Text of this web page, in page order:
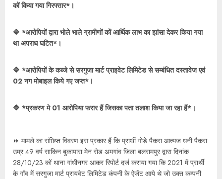
कों किया गया गिरफ्तार*।
🔷 *आरोपियों द्वारा भोले भाले ग्रामीणों कों आर्थिक लाभ का झांसा देकर किया गया
था अपराध घटित*।
🔷 *आरोपियों के कब्जे से सरगुजा मार्ट प्राइवेट लिमिटेड से सम्बंधित दस्तावेज एवं
02 नग मोबाइल किये गए जप्त*।
🔷 *प्रकरण मे 01 आरोपिया फरार हैं जिसका पता तलाश किया जा रहा हैं*।
⏩ मामले का संछिप्त विवरण इस प्रकार हैं कि प्रार्थी गोड़े पैकरा आत्मज धनी पैकरा
उम्र 49 वर्ष साकिन बुकापारा मेन रोड अमगांव जिला बलरामपुर द्वारा दिनांक
28/10/23 कों थाना गांधीनगर आकर रिपोर्ट दर्ज कराया गया कि 2021 में प्रार्थी
के गाँव में सरगुजा मार्ट प्रायवेट लिमिटेड कंपनी के ऐजेंट आये थे जो उक्त कम्पनी